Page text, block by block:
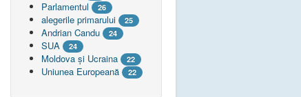
Parlamentul 26
alegerile primarului 25
Andrian Candu 24
SUA 24
Moldova și Ucraina 22
Uniunea Europeană 22